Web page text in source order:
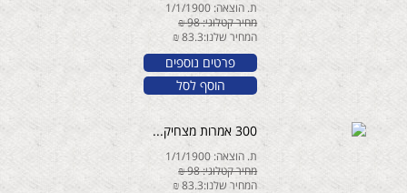
ת. הוצאה: 1/1/1900
מחיר קטלוגי: 98 ₪
המחיר שלנו:83.3 ₪
פרטים נוספים
הוסף לסל
300 אמרות מצחיק...
ת. הוצאה: 1/1/1900
מחיר קטלוגי: 98 ₪
המחיר שלנו:83.3 ₪